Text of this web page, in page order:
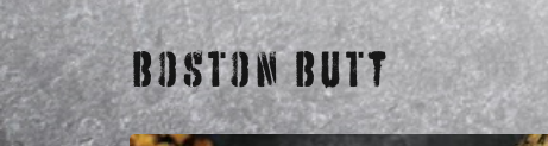
BOSTON BUTT